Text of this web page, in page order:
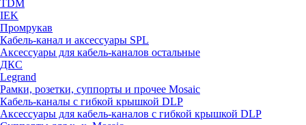
TDM
IEK
Промрукав
Кабель-канал и аксессуары SPL
Аксессуары для кабель-каналов остальные
ДКС
Legrand
Рамки, розетки, суппорты и прочее Mosaic
Кабель-каналы с гибкой крышкой DLP
Аксессуары для кабель-каналов с гибкой крышкой DLP